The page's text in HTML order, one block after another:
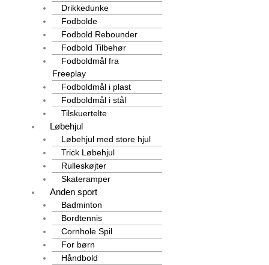
Drikkedunke
Fodbolde
Fodbold Rebounder
Fodbold Tilbehør
Fodboldmål fra
Freeplay
Fodboldmål i plast
Fodboldmål i stål
Tilskuertelte
Løbehjul
Løbehjul med store hjul
Trick Løbehjul
Rulleskøjter
Skateramper
Anden sport
Badminton
Bordtennis
Cornhole Spil
For børn
Håndbold